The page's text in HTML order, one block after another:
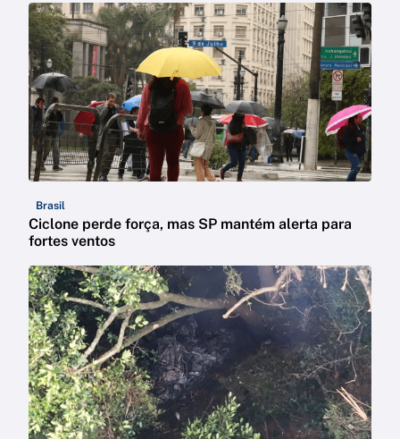
Brasil
Ciclone perde força, mas SP mantém alerta para
fortes ventos